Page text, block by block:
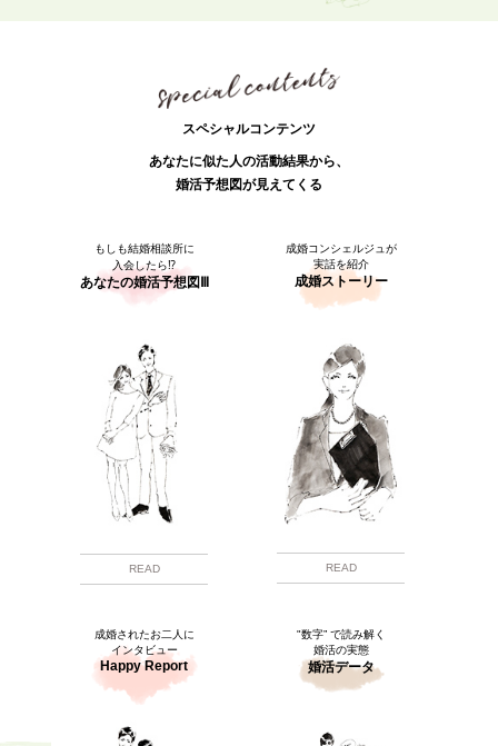
スペシャルコンテンツ
あなたに似た人の活動結果から、
婚活予想図が見えてくる
もしも結婚相談所に
入会したら⁉
あなたの婚活予想図Ⅲ
READ
成婚コンシェルジュが
実話を紹介
成婚ストーリー
READ
成婚されたお二人に
インタビュー
Happy Report
"数字” で読み解く
婚活の実態
婚活データ